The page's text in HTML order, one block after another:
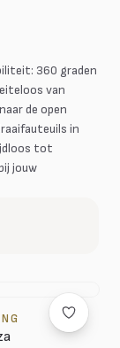
360 graden
van
de open
in
tot
jouw